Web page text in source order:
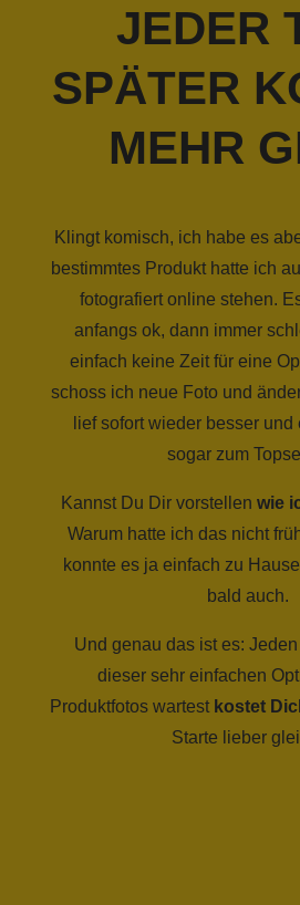
JEDER
SPÄTER
MEHR
Klingt komisch, ich habe es
bestimmtes Produkt hatte ich
fotografiert online stehen.
anfangs ok, dann immer
einfach keine Zeit für eine
schoss ich neue Foto und
lief sofort wieder besser
sogar zum
Kannst Du Dir vorstellenwie
Warum hatte ich das nicht
konnte es ja einfach zu
bald auch.
Und genau das ist es:
dieser sehr einfachen
Produktfotos wartest kostet
Starte lieber